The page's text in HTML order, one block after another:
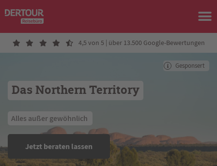
4,5 von 5 | über 13.500 Google-Bewertungen
Das Northern Territory
Alles außer gewöhnlich
Jetzt beraten lassen
Gesponsert